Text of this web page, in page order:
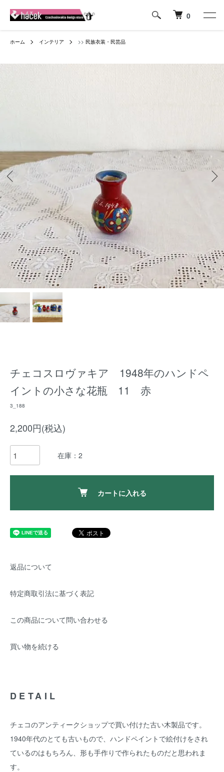
0
ホーム インテリア >> 民族衣装・民芸品
チェコスロヴァキア 1948年のハンドペ
イントの小さな花瓶 11 赤
3_188
2,200円(税込)
在庫：2
カートに入れる
返品について
特定商取引法に基づく表記
この商品について問い合わせる
買い物を続ける
DETAIL
チェコのアンティークショップで買い付けた古い木製品です。
1940年代のとても古いもので、ハンドペイントで絵付けをされ
ているのはもちろん、形も手作りで作られたものだと思われま
す。